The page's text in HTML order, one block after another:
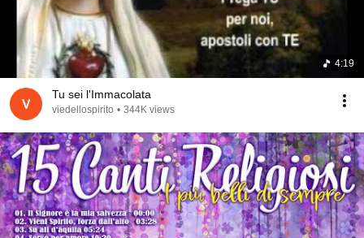
4:19
Tu sei l'Immacolata
viedellospirito • 344K views